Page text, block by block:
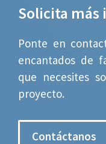
Solicita
Ponte en
encantados de
que necesites
proyecto.
Contáctanos